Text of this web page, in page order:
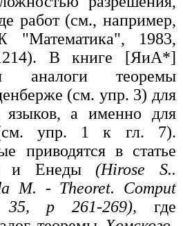
работ (см., например,
"Математика", 1983,
В книге [ЯиА*]
аналоги теоремы
(см. упр. 3) для
языков, а именно для
упр. 1 к гл. 7).
приводятся в статье
и Енеды(Hirose S..
M. - Theoret. Comput
p 261-269), где